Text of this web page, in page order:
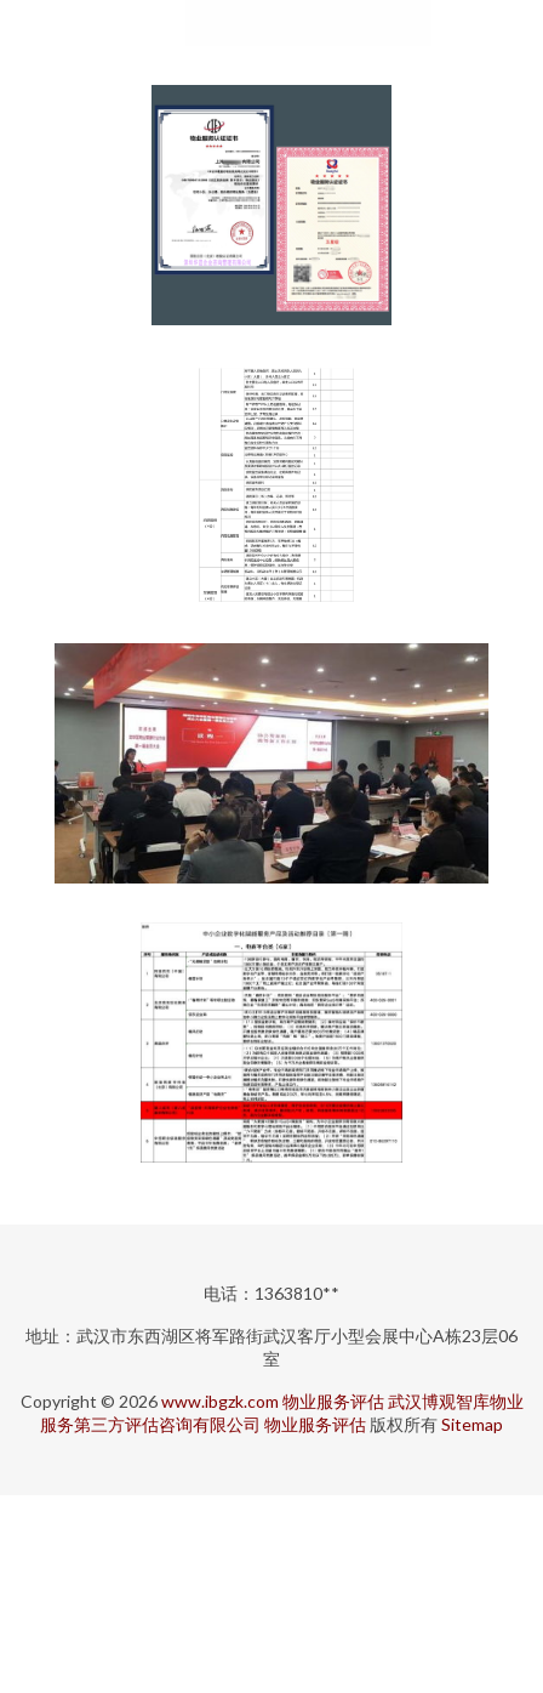
电话：1363810**
地址：武汉市东西湖区将军路街武汉客厅小型会展中心A栋23层06
室
Copyright © 2026www.ibgzk.com 物业服务评估 武汉博观智库物业
服务第三方评估咨询有限公司 物业服务评估 版权所有Sitemap